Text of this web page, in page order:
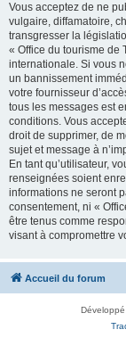
Vous acceptez de ne
vulgaire, diffamatoire,
transgresser la
« Office du tourisme de
internationale. Si vous
un bannissement
votre fournisseur
tous les messages est
conditions. Vous
droit de supprimer, de
sujet et message à
En tant qu’utilisateur,
renseignées soient
informations ne seront
consentement, ni «
être tenus comme
visant à compromettre
Accueil du forum